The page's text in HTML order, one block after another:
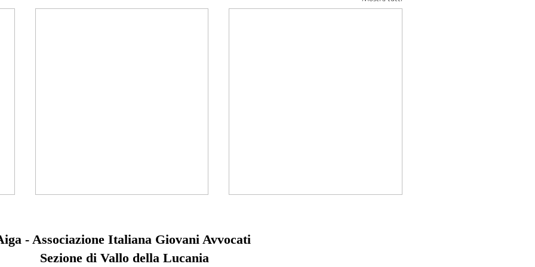
TRA ORALITÀ E DURATA DEL
PROCESSO: ILMUTAMENTO
DELL’ORGANO GIUDICANTE
LA PROVA DICHIARATIVA TRA
- Associazione Italiana Giovani Avvocati
Sezione di Vallo della Lucania